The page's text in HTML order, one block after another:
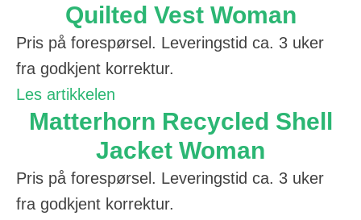
Quilted Vest Woman
Pris på forespørsel. Leveringstid ca. 3 uker
fra godkjent korrektur.
Les artikkelen
Matterhorn Recycled Shell
Jacket Woman
Pris på forespørsel. Leveringstid ca. 3 uker
fra godkjent korrektur.